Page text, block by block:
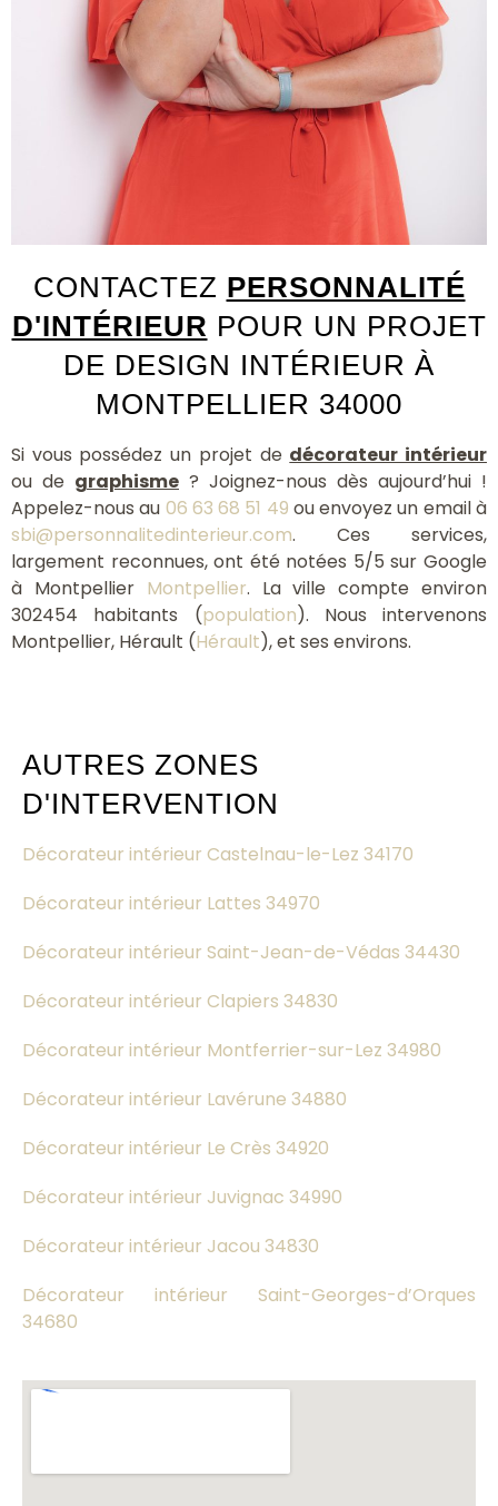
CONTACTEZ PERSONNALITÉ
D'INTÉRIEUR POUR UN PROJET
DE DESIGN INTÉRIEUR À
MONTPELLIER 34000
Si vous possédez un projet de décorateur intérieur
ou de graphisme ? Joignez-nous dès aujourd’hui !
Appelez-nous au 06 63 68 51 49 ou envoyez un email à
sbi@personnalitedinterieur.com. Ces services,
largement reconnues, ont été notées 5/5 sur Google
à Montpellier Montpellier. La ville compte environ
302454 habitants (population). Nous intervenons
Montpellier, Hérault (Hérault), et ses environs.
AUTRES ZONES
D'INTERVENTION
Décorateur intérieur Castelnau-le-Lez 34170
Décorateur intérieur Lattes 34970
Décorateur intérieur Saint-Jean-de-Védas 34430
Décorateur intérieur Clapiers 34830
Décorateur intérieur Montferrier-sur-Lez 34980
Décorateur intérieur Lavérune 34880
Décorateur intérieur Le Crès 34920
Décorateur intérieur Juvignac 34990
Décorateur intérieur Jacou 34830
Décorateur intérieur Saint-Georges-d’Orques
34680